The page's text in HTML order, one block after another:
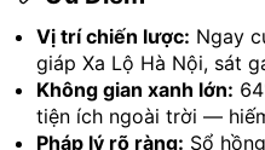
Vị trí chiến lược: Ngay
giáp Xa Lộ Hà Nội, sát
Không gian xanh lớn:
tiện ích ngoài trời —
Pháp lý rõ ràng: Sổ